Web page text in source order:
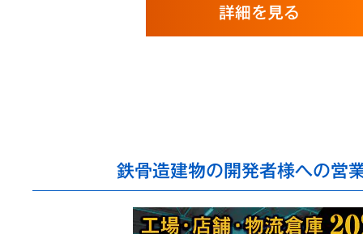
詳細を見る
鉄骨造建物の開発者様への営